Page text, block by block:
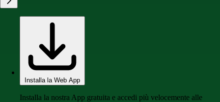
Installa la Web App
Installa la nostra App gratuita e accedi più velocemente alle